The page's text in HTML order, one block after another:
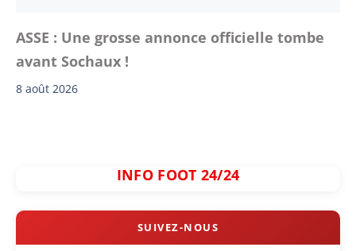
ASSE : Une grosse annonce officielle tombe
avant Sochaux !
8 août 2026
INFO FOOT 24/24